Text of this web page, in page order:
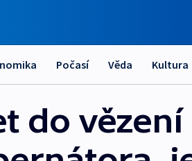
Počasí Věda Kultura
do vězení